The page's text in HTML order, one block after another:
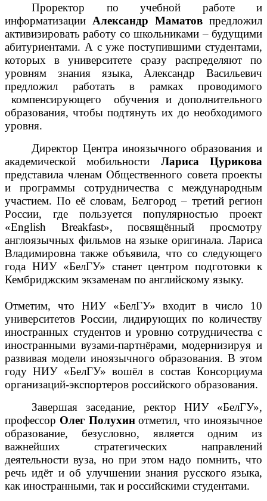
Проректор по учебной работе и
информатизации Александр Маматов предложил
активизировать работу со школьниками – будущими
абитуриентами. А с уже поступившими студентами,
которых в университете сразу распределяют по
уровням знания языка, Александр Васильевич
предложил работать в рамках проводимого
компенсирующего обучения и дополнительного
образования, чтобы подтянуть их до необходимого
уровня.
Директор Центра иноязычного образования и
академической мобильности Лариса Цурикова
представила членам Общественного совета проекты
и программы сотрудничества с международным
участием. По её словам, Белгород – третий регион
России, где пользуется популярностью проект
«English Breakfast», посвящённый просмотру
англоязычных фильмов на языке оригинала. Лариса
Владимировна также объявила, что со следующего
года НИУ «БелГУ» станет центром подготовки к
Кембриджским экзаменам по английскому языку.
Отметим, что НИУ «БелГУ» входит в число 10
университетов России, лидирующих по количеству
иностранных студентов и уровню сотрудничества с
иностранными вузами-партнёрами, модернизируя и
развивая модели иноязычного образования. В этом
году НИУ «БелГУ» вошёл в состав Консорциума
организаций-экспортеров российского образования.
Завершая заседание, ректор НИУ «БелГУ»,
профессор Олег Полухинотметил, что иноязычное
образование, безусловно, является одним из
важнейших стратегических направлений
деятельности вуза, но при этом надо помнить, что
речь идёт и об улучшении знания русского языка,
как иностранными, так и российскими студентами.